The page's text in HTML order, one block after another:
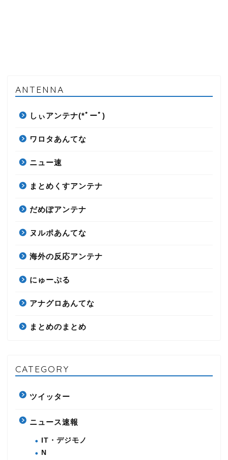
ANTENNA
しぃアンテナ(*ﾟーﾟ)
ワロタあんてな
ニュー速
まとめくすアンテナ
だめぽアンテナ
ヌルポあんてな
海外の反応アンテナ
にゅーぷる
アナグロあんてな
まとめのまとめ
CATEGORY
ツイッター
ニュース速報
IT・デジモノ
N